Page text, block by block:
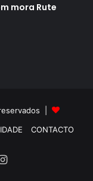
mora Rute
|
CONTACTO
Instagram